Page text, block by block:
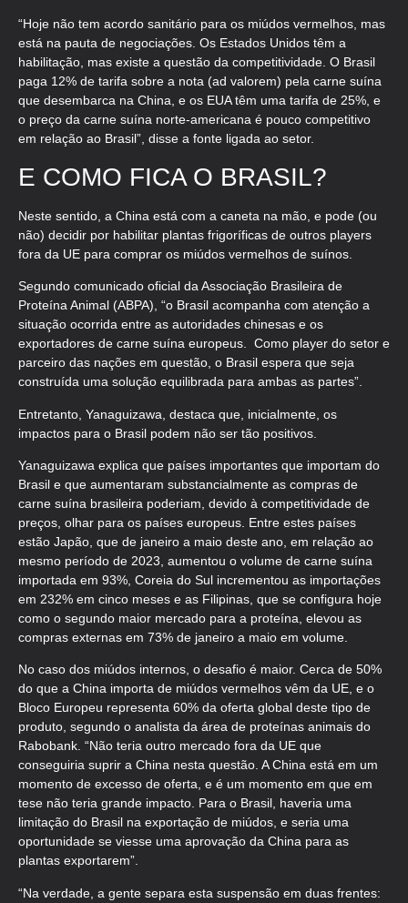
“Hoje não tem acordo sanitário para os miúdos vermelhos, mas
está na pauta de negociações. Os Estados Unidos têm a
habilitação, mas existe a questão da competitividade. O Brasil
paga 12% de tarifa sobre a nota (ad valorem) pela carne suína
que desembarca na China, e os EUA têm uma tarifa de 25%, e
o preço da carne suína norte-americana é pouco competitivo
em relação ao Brasil”, disse a fonte ligada ao setor.
E COMO FICA O BRASIL?
Neste sentido, a China está com a caneta na mão, e pode (ou
não) decidir por habilitar plantas frigoríficas de outros players
fora da UE para comprar os miúdos vermelhos de suínos.
Segundo comunicado oficial da Associação Brasileira de
Proteína Animal (ABPA), “o Brasil acompanha com atenção a
situação ocorrida entre as autoridades chinesas e os
exportadores de carne suína europeus. Como player do setor e
parceiro das nações em questão, o Brasil espera que seja
construída uma solução equilibrada para ambas as partes”.
Entretanto, Yanaguizawa, destaca que, inicialmente, os
impactos para o Brasil podem não ser tão positivos.
Yanaguizawa explica que países importantes que importam do
Brasil e que aumentaram substancialmente as compras de
carne suína brasileira poderiam, devido à competitividade de
preços, olhar para os países europeus. Entre estes países
estão Japão, que de janeiro a maio deste ano, em relação ao
mesmo período de 2023, aumentou o volume de carne suína
importada em 93%, Coreia do Sul incrementou as importações
em 232% em cinco meses e as Filipinas, que se configura hoje
como o segundo maior mercado para a proteína, elevou as
compras externas em 73% de janeiro a maio em volume.
No caso dos miúdos internos, o desafio é maior. Cerca de 50%
do que a China importa de miúdos vermelhos vêm da UE, e o
Bloco Europeu representa 60% da oferta global deste tipo de
produto, segundo o analista da área de proteínas animais do
Rabobank. “Não teria outro mercado fora da UE que
conseguiria suprir a China nesta questão. A China está em um
momento de excesso de oferta, e é um momento em que em
tese não teria grande impacto. Para o Brasil, haveria uma
limitação do Brasil na exportação de miúdos, e seria uma
oportunidade se viesse uma aprovação da China para as
plantas exportarem”.
“Na verdade, a gente separa esta suspensão em duas frentes: